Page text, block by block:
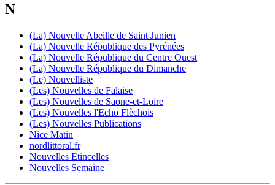
N
(La) Nouvelle Abeille de Saint Junien
(La) Nouvelle République des Pyrénées
(La) Nouvelle République du Centre Ouest
(La) Nouvelle République du Dimanche
(Le) Nouvelliste
(Les) Nouvelles de Falaise
(Les) Nouvelles de Saone-et-Loire
(Les) Nouvelles l'Echo Flèchois
(Les) Nouvelles Publications
Nice Matin
nordlittoral.fr
Nouvelles Etincelles
Nouvelles Semaine